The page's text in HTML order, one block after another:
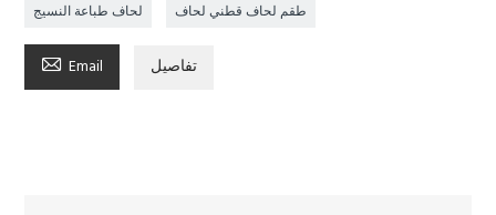
لحاف طباعة النسيج طقم لحاف قطني لحاف
 Email تفاصيل